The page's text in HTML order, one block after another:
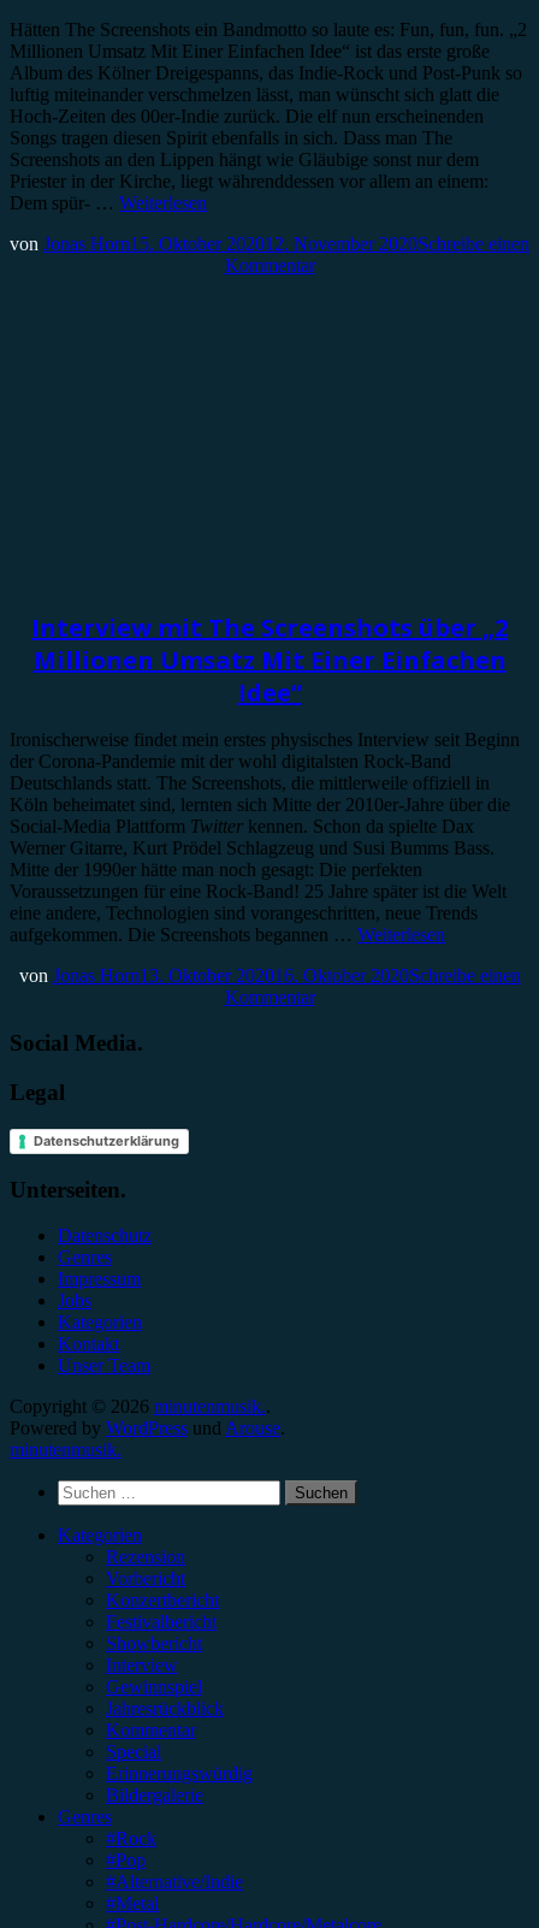
Hätten The Screenshots ein Bandmotto so laute es: Fun, fun, fun. „2
Millionen Umsatz Mit Einer Einfachen Idee“ ist das erste große
Album des Kölner Dreigespanns, das Indie-Rock und Post-Punk so
luftig miteinander verschmelzen lässt, man wünscht sich glatt die
Hoch-Zeiten des 00er-Indie zurück. Die elf nun erscheinenden
Songs tragen diesen Spirit ebenfalls in sich. Dass man The
Screenshots an den Lippen hängt wie Gläubige sonst nur dem
Priester in der Kirche, liegt währenddessen vor allem an einem:
Dem spür- … Weiterlesen
von Jonas Horn15. Oktober 202012. November 2020Schreibe einen
Kommentar
Interview mit The Screenshots über „2
Millionen Umsatz Mit Einer Einfachen
Idee“
Ironischerweise findet mein erstes physisches Interview seit Beginn
der Corona-Pandemie mit der wohl digitalsten Rock-Band
Deutschlands statt. The Screenshots, die mittlerweile offiziell in
Köln beheimatet sind, lernten sich Mitte der 2010er-Jahre über die
Social-Media Plattform Twitter kennen. Schon da spielte Dax
Werner Gitarre, Kurt Prödel Schlagzeug und Susi Bumms Bass.
Mitte der 1990er hätte man noch gesagt: Die perfekten
Voraussetzungen für eine Rock-Band! 25 Jahre später ist die Welt
eine andere, Technologien sind vorangeschritten, neue Trends
aufgekommen. Die Screenshots begannen … Weiterlesen
von Jonas Horn13. Oktober 202016. Oktober 2020Schreibe einen
Kommentar
Social Media.
Legal
Datenschutzerklärung
Unterseiten.
Datenschutz
Genres
Impressum
Jobs
Kategorien
Kontakt
Unser Team
Copyright © 2026 minutenmusik..
Powered by WordPress und Arouse.
minutenmusik.
Suchen
nach:
Kategorien
Rezension
Vorbericht
Konzertbericht
Festivalbericht
Showbericht
Interview
Gewinnspiel
Jahresrückblick
Kommentar
Special
Erinnerungswürdig
Bildergalerie
Genres
#Rock
#Pop
#Alternative/Indie
#Metal